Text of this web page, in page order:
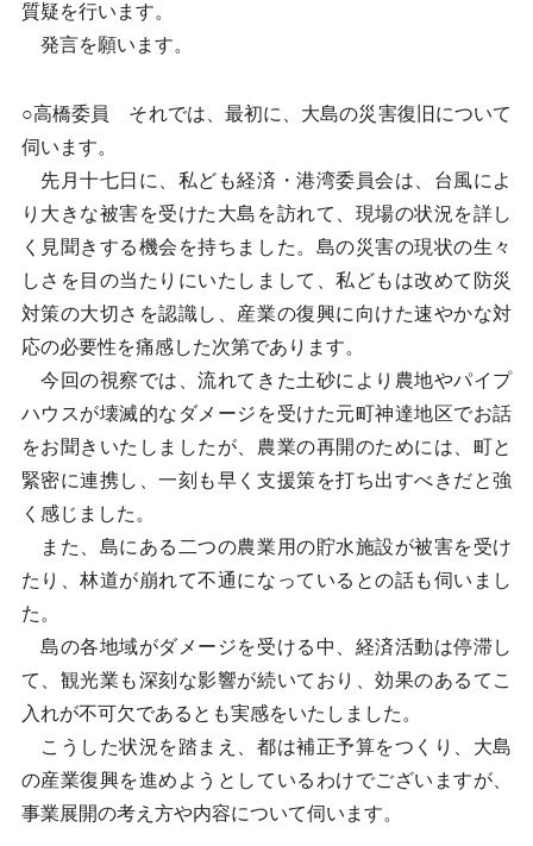
質疑を行います。
発言を願います。
○高橋委員 それでは、最初に、大島の災害復旧について
伺います。
先月十七日に、私ども経済・港湾委員会は、台風によ
り大きな被害を受けた大島を訪れて、現場の状況を詳し
く見聞きする機会を持ちました。島の災害の現状の生々
しさを目の当たりにいたしまして、私どもは改めて防災
対策の大切さを認識し、産業の復興に向けた速やかな対
応の必要性を痛感した次第であります。
今回の視察では、流れてきた土砂により農地やパイプ
ハウスが壊滅的なダメージを受けた元町神達地区でお話
をお聞きいたしましたが、農業の再開のためには、町と
緊密に連携し、一刻も早く支援策を打ち出すべきだと強
く感じました。
また、島にある二つの農業用の貯水施設が被害を受け
たり、林道が崩れて不通になっているとの話も伺いまし
た。
島の各地域がダメージを受ける中、経済活動は停滞し
て、観光業も深刻な影響が続いており、効果のあるてこ
入れが不可欠であるとも実感をいたしました。
こうした状況を踏まえ、都は補正予算をつくり、大島
の産業復興を進めようとしているわけでございますが、
事業展開の考え方や内容について伺います。